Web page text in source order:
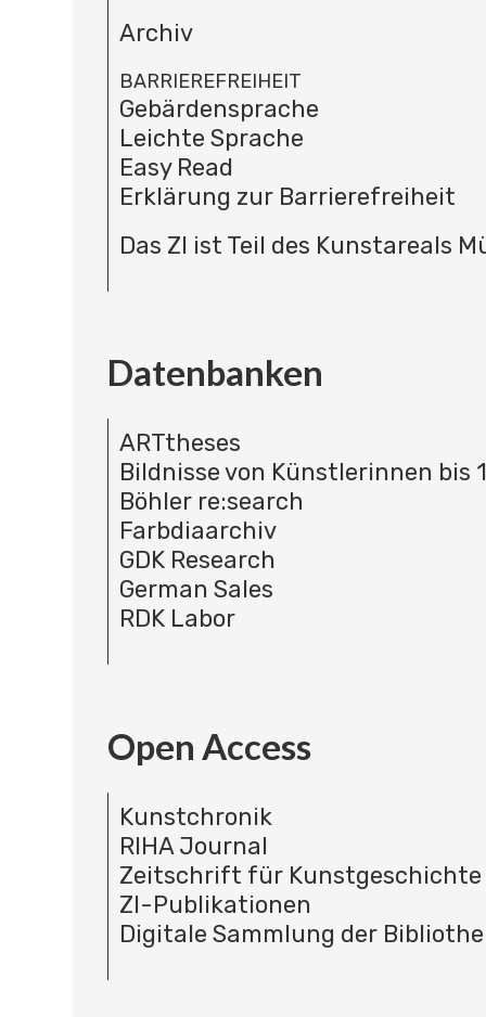
Archiv
BARRIEREFREIHEIT
Gebärdensprache
Leichte Sprache
Easy Read
Erklärung zur Barrierefreiheit
Das ZI ist Teil des Kunstareals
Datenbanken
ARTtheses
Bildnisse von Künstlerinnen bis
Böhler re:search
Farbdiaarchiv
GDK Research
German Sales
RDK Labor
Open Access
Kunstchronik
RIHA Journal
Zeitschrift für Kunstgeschichte
ZI-Publikationen
Digitale Sammlung der